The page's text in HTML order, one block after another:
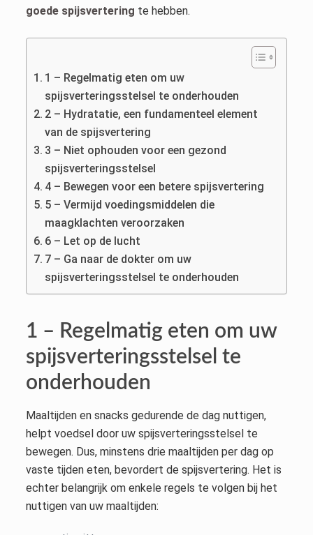
goede spijsvertering te hebben.
1 – Regelmatig eten om uw
spijsverteringsstelsel te onderhouden
2 – Hydratatie, een fundamenteel element
van de spijsvertering
3 – Niet ophouden voor een gezond
spijsverteringsstelsel
4 – Bewegen voor een betere spijsvertering
5 – Vermijd voedingsmiddelen die
maagklachten veroorzaken
6 – Let op de lucht
7 – Ga naar de dokter om uw
spijsverteringsstelsel te onderhouden
1 – Regelmatig eten om uw
spijsverteringsstelsel te
onderhouden
Maaltijden en snacks gedurende de dag nuttigen,
helpt voedsel door uw spijsverteringsstelsel te
bewegen. Dus, minstens drie maaltijden per dag op
vaste tijden eten, bevordert de spijsvertering. Het is
echter belangrijk om enkele regels te volgen bij het
nuttigen van uw maaltijden: